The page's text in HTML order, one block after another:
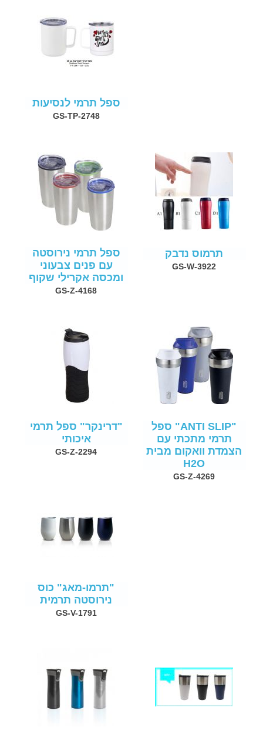
ספל תרמי לנסיעות
GS-TP-2748
תרמוס נדבק
GS-W-3922
ספל תרמי נירוסטה
עם פנים צבעוני
ומכסה אקרילי שקוף
GS-Z-4168
"ANTI SLIP" ספל
תרמי מתכתי עם
הצמדת וואקום מבית
H2O
GS-Z-4269
"דרינקר" ספל תרמי
איכותי
GS-Z-2294
"תרמו-מאג" כוס
נירוסטה תרמית
GS-V-1791